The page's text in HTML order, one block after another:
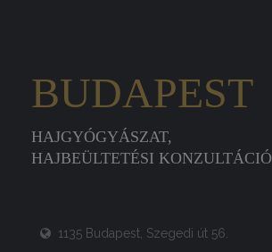
BUDAPEST
HAJGYÓGYÁSZAT,
HAJBEÜLTETÉSI KONZULTÁCIÓ
1135 Budapest, Szegedi út 56.